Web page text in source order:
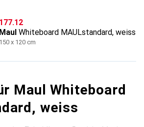
CHF
177.12
Maul Whiteboard MAULstandard, weiss
150 x 120 cm
Maul Whiteboard
weiss